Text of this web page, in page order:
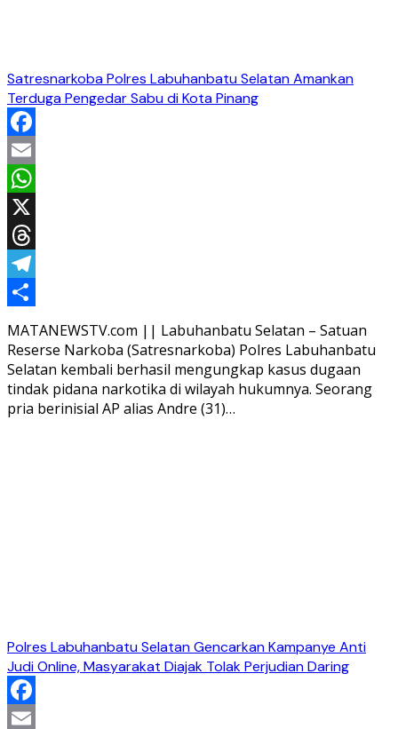
Satresnarkoba Polres Labuhanbatu Selatan Amankan
Terduga Pengedar Sabu di Kota Pinang
Facebook
Email
WhatsApp
X
Threads
Telegram
Share
MATANEWSTV.com || Labuhanbatu Selatan – Satuan
Reserse Narkoba (Satresnarkoba) Polres Labuhanbatu
Selatan kembali berhasil mengungkap kasus dugaan
tindak pidana narkotika di wilayah hukumnya. Seorang
pria berinisial AP alias Andre (31)…
Polres Labuhanbatu Selatan Gencarkan Kampanye Anti
Judi Online, Masyarakat Diajak Tolak Perjudian Daring
Facebook